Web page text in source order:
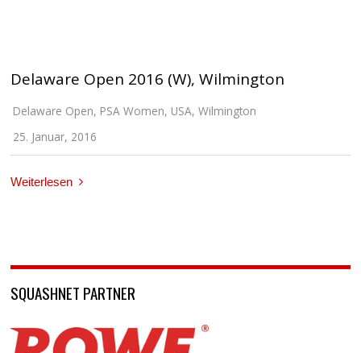
Delaware Open 2016 (W), Wilmington
Delaware Open, PSA Women, USA,Wilmington
25. Januar, 2016
Weiterlesen
SQUASHNET PARTNER